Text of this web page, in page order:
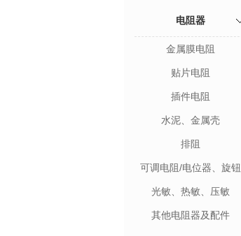
电阻器
金属膜电阻
贴片电阻
插件电阻
水泥、金属壳
排阻
可调电阻/电位器、旋钮
光敏、热敏、压敏
其他电阻器及配件